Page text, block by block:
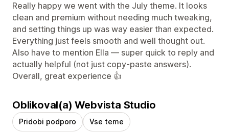
Really happy we went with the July theme. It looks
clean and premium without needing much tweaking,
and setting things up was way easier than expected.
Everything just feels smooth and well thought out.
Also have to mention Ella — super quick to reply and
actually helpful (not just copy-paste answers).
Overall, great experience 👍
Oblikoval(a) Webvista Studio
Pridobi podporo Vse teme